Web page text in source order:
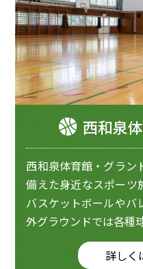
西和泉
西和泉体育館・グラン
備えた身近なスポーツ
バスケットボールやバ
外グラウンドでは各種
詳しく